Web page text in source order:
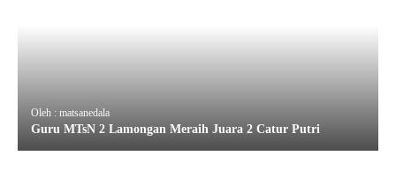
Oleh : matsanedala
Guru MTsN 2 Lamongan Meraih Juara 2 Catur Putri